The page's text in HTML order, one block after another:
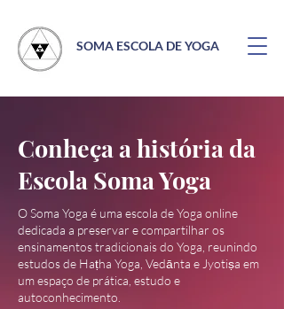
SOMA ESCOLA DE YOGA
Conheça a história da
Escola Soma Yoga
O Soma Yoga é uma escola de Yoga online
dedicada a preservar e compartilhar os
ensinamentos tradicionais do Yoga, reunindo
estudos de Haṭha Yoga, Vedānta e Jyotiṣa em
um espaço de prática, estudo e
autoconhecimento.